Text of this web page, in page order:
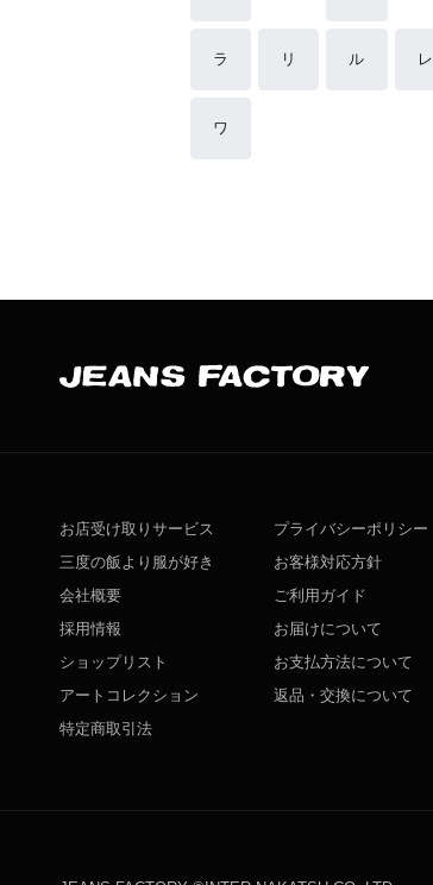
ラ リ ル レ
ワ
お店受け取りサービス
三度の飯より服が好き
会社概要
採用情報
ショップリスト
アートコレクション
特定商取引法
プライバシーポリシー
お客様対応方針
ご利用ガイド
お届けについて
お支払方法について
返品・交換について